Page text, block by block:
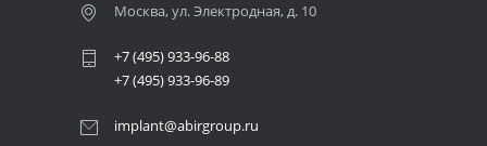
Москва, ул. Электродная, д. 10
+7 (495) 933-96-88
+7 (495) 933-96-89
implant@abirgroup.ru